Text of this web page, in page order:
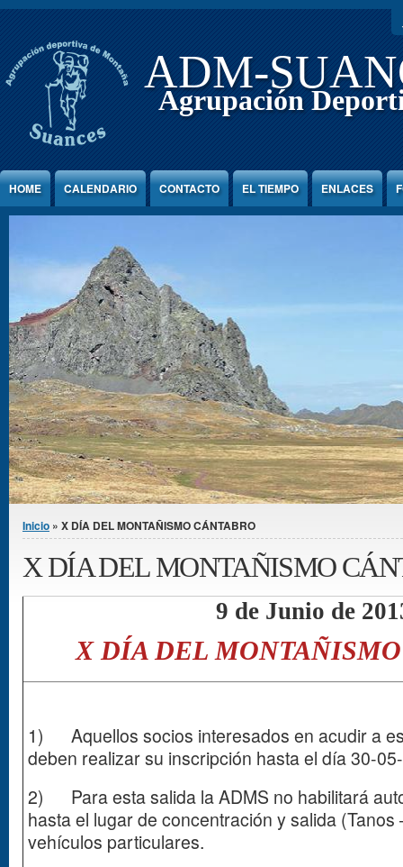
Jump to Content
ADM-
Agrupación
HOME CALENDARIO CONTACTO EL TIEMPO ENLACES
Se encuentra usted aquí
Inicio » X DÍA DEL MONTAÑISMO CÁNTABRO
X DÍA DEL MONTAÑISMO
9 de Junio de
X DÍA DEL
1) Aquellos socios interesados en acudir a
deben realizar su inscripción hasta el día 30-
2) Para esta salida la ADMS no habilitará
hasta el lugar de concentración y salida
vehículos particulares.